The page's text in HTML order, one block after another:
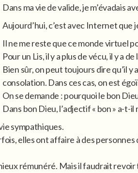
Dans ma vie de valide, je m’évadais
Aujourd’hui, c’est avec Internet que
Il ne me reste que ce monde virtuel
Pour un Lis, il y a plus de vécu, il y a
Bien sûr, on peut toujours dire qu’il y
consolation. Dans ces cas, on est
On se demande : pourquoi le bon
Dans bon Dieu, l’adjectif « bon » a-t-
sympathiques.
elles ont affaire à des
rémunéré. Mais il faudrait